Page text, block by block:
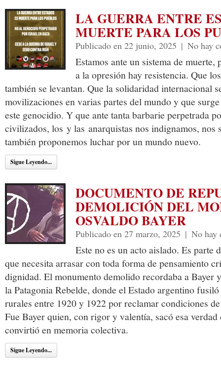
LA GUERRA ENTRE
MUERTE PARA LOS
Publicado en 22 junio, 2025 | No hay
Estamos ante un sistema de muerte,
a la opresión hay resistencia. Que
también se levantan. Que la solidaridad internacional
movilizaciones en varias partes del mundo y que
este genocidio. Y que ante tanta barbarie perpetrada
civilizados, los y las anarquistas nos indignamos, nos
también proponemos luchar por un mundo nuevo.
Sigue Leyendo...
DOCUMENTO DE
DEMOLICIÓN DEL
OSVALDO BAYER
Publicado en 27 marzo, 2025 | No hay
Este no es un acto aislado. Es parte
que necesita arrasar con toda forma de pensamiento
dignidad. El monumento demolido recordaba a Bayer
la Patagonia Rebelde, donde el Estado argentino
rurales entre 1920 y 1922 por reclamar condiciones
Fue Bayer quien, con rigor y valentía, sacó esa
convirtió en memoria colectiva.
Sigue Leyendo...